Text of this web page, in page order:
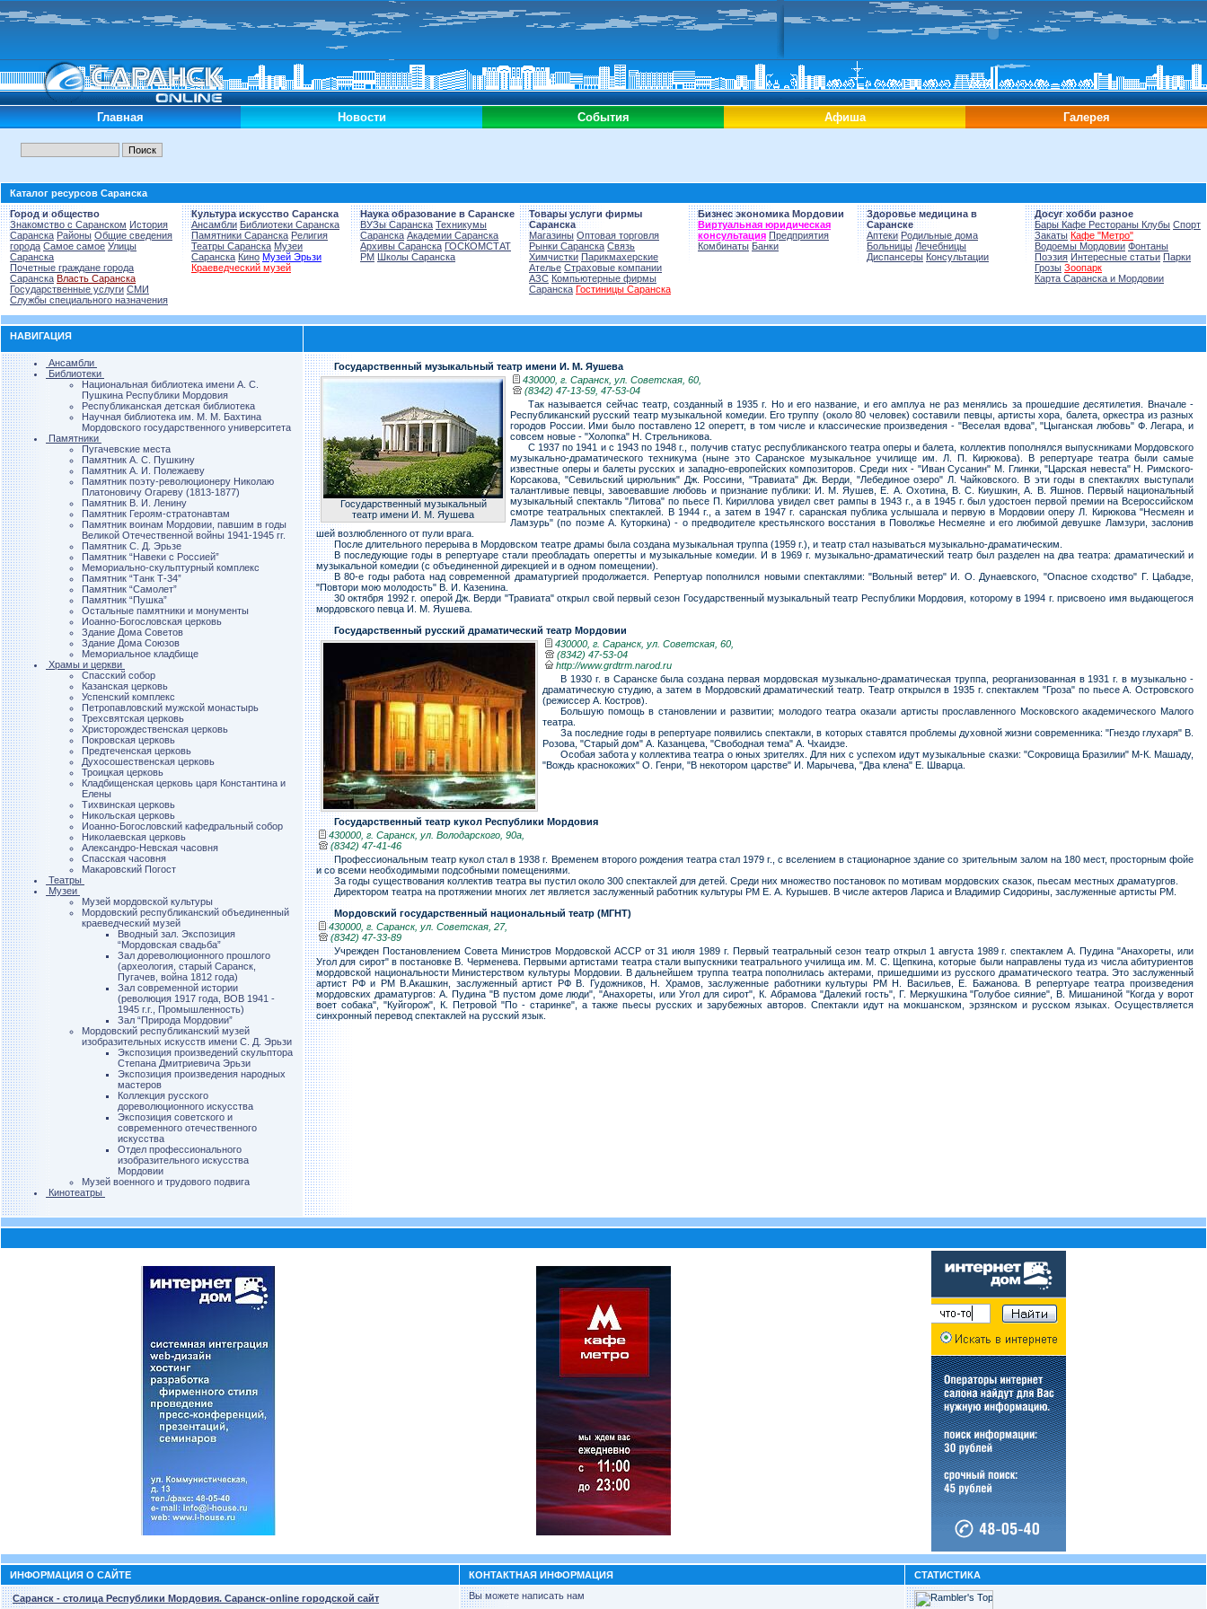
Главная Новости События Афиша Галерея
Каталог ресурсов Саранска
Город и общество
Знакомство с Саранском История
Саранска Районы Общие сведения
города Самое самое Улицы
Саранска
Почетные граждане города
Саранска Власть Саранска
Государственные услуги СМИ
Службы специального назначения
Культура искусство Саранска
Ансамбли Библиотеки Саранска
Памятники Саранска Религия
Театры Саранска Музеи
Саранска Кино Музей Эрьзи
Краеведческий музей
Наука образование в Саранске
ВУЗы Саранска Техникумы
Саранска Академии Саранска
Архивы Саранска ГОСКОМСТАТ
РМ Школы Саранска
Товары услуги фирмы
Саранска
Магазины Оптовая торговля
Рынки Саранска Связь
Химчистки Парикмахерские
Ателье Страховые компании
АЗС Компьютерные фирмы
Саранска Гостиницы Саранска
Бизнес экономика Мордовии
Виртуальная юридическая
консультация Предприятия
Комбинаты Банки
Здоровье медицина в
Саранске
Аптеки Родильные дома
Больницы Лечебницы
Диспансеры Консультации
Досуг хобби разное
Бары Кафе Рестораны Клубы Спорт
Закаты Кафе "Метро"
Водоемы Мордовии Фонтаны
Поэзия Интересные статьи Парки
Грозы Зоопарк
Карта Саранска и Мордовии
НАВИГАЦИЯ
Ансамбли
Библиотеки
Национальная библиотека имени А. С.
Пушкина Республики Мордовия
Республиканская детская библиотека
Научная библиотека им. М. М. Бахтина
Мордовского государственного университета
Памятники
Пугачевские места
Памятник А. С. Пушкину
Памятник А. И. Полежаеву
Памятник поэту-революционеру Николаю
Платоновичу Огареву (1813-1877)
Памятник В. И. Ленину
Памятник Героям-стратонавтам
Памятник воинам Мордовии, павшим в годы
Великой Отечественной войны 1941-1945 гг.
Памятник С. Д. Эрьзе
Памятник “Навеки с Россией”
Мемориально-скульптурный комплекс
Памятник “Танк Т-34”
Памятник “Самолет”
Памятник “Пушка”
Остальные памятники и монументы
Иоанно-Богословская церковь
Здание Дома Советов
Здание Дома Союзов
Мемориальное кладбище
Храмы и церкви
Спасский собор
Казанская церковь
Успенский комплекс
Петропавловский мужской монастырь
Трехсвятская церковь
Христорождественская церковь
Покровская церковь
Предтеченская церковь
Духосошественская церковь
Троицкая церковь
Кладбищенская церковь царя Константина и
Елены
Тихвинская церковь
Никольская церковь
Иоанно-Богословский кафедральный собор
Николаевская церковь
Александро-Невская часовня
Спасская часовня
Макаровский Погост
Театры
Музеи
Музей мордовской культуры
Мордовский республиканский объединенный
краеведческий музей
Вводный зал. Экспозиция
“Мордовская свадьба”
Зал дореволюционного прошлого
(археология, старый Саранск,
Пугачев, война 1812 года)
Зал современной истории
(революция 1917 года, ВОВ 1941 -
1945 г.г., Промышленность)
Зал “Природа Мордовии”
Мордовский республиканский музей
изобразительных искусств имени С. Д. Эрьзи
Экспозиция произведений скульптора
Степана Дмитриевича Эрьзи
Экспозиция произведения народных
мастеров
Коллекция русского
дореволюционного искусства
Экспозиция советского и
современного отечественного
искусства
Отдел профессионального
изобразительного искусства
Мордовии
Музей военного и трудового подвига
Кинотеатры
Государственный музыкальный театр имени И. М. Яушева
Государственный музыкальный
театр имени И. М. Яушева
430000, г. Саранск, ул. Советская, 60,
(8342) 47-13-59, 47-53-04
Так называется сейчас театр, созданный в 1935 г. Но и его название, и его амплуа не раз менялись за прошедшие десятилетия. Вначале -
Республиканский русский театр музыкальной комедии. Его труппу (около 80 человек) составили певцы, артисты хора, балета, оркестра из разных
городов России. Ими было поставлено 12 оперетт, в том числе и классические произведения - "Веселая вдова", "Цыганская любовь" Ф. Легара, и
совсем новые - "Холопка" Н. Стрельникова.
С 1937 по 1941 и с 1943 по 1948 г., получив статус республиканского театра оперы и балета, коллектив пополнялся выпускниками Мордовского
музыкально-драматического техникума (ныне это Саранское музыкальное училище им. Л. П. Кирюкова). В репертуаре театра были самые
известные оперы и балеты русских и западно-европейских композиторов. Среди них - "Иван Сусанин" М. Глинки, "Царская невеста" Н. Римского-
Корсакова, "Севильский цирюльник" Дж. Россини, "Травиата" Дж. Верди, "Лебединое озеро" Л. Чайковского. В эти годы в спектаклях выступали
талантливые певцы, завоевавшие любовь и признание публики: И. М. Яушев, Е. А. Охотина, В. С. Киушкин, А. В. Яшнов. Первый национальный
музыкальный спектакль "Литова" по пьесе П. Кириллова увидел свет рампы в 1943 г., а в 1945 г. был удостоен первой премии на Всероссийском
смотре театральных спектаклей. В 1944 г., а затем в 1947 г. саранская публика услышала и первую в Мордовии оперу Л. Кирюкова "Несмеян и
Ламзурь" (по поэме А. Куторкина) - о предводителе крестьянского восстания в Поволжье Несмеяне и его любимой девушке Ламзури, заслонив
шей возлюбленного от пули врага.
После длительного перерыва в Мордовском театре драмы была создана музыкальная труппа (1959 г.), и театр стал называться музыкально-драматическим.
В последующие годы в репертуаре стали преобладать оперетты и музыкальные комедии. И в 1969 г. музыкально-драматический театр был разделен на два театра: драматический и
музыкальной комедии (с объединенной дирекцией и в одном помещении).
В 80-е годы работа над современной драматургией продолжается. Репертуар пополнился новыми спектаклями: "Вольный ветер" И. О. Дунаевского, "Опасное сходство" Г. Цабадзе,
"Повтори мою молодость" В. И. Казенина.
30 октября 1992 г. оперой Дж. Верди "Травиата" открыл свой первый сезон Государственный музыкальный театр Республики Мордовия, которому в 1994 г. присвоено имя выдающегося
мордовского певца И. М. Яушева.
Государственный русский драматический театр Мордовии
430000, г. Саранск, ул. Советская, 60,
(8342) 47-53-04
http://www.grdtrm.narod.ru
В 1930 г. в Саранске была создана первая мордовская музыкально-драматическая труппа, реорганизованная в 1931 г. в музыкально -
драматическую студию, а затем в Мордовский драматический театр. Театр открылся в 1935 г. спектаклем "Гроза" по пьесе А. Островского
(режиссер А. Костров).
Большую помощь в становлении и развитии; молодого театра оказали артисты прославленного Московского академического Малого
театра.
За последние годы в репертуаре появились спектакли, в которых ставятся проблемы духовной жизни современника: "Гнездо глухаря" В.
Розова, "Старый дом" А. Казанцева, "Свободная тема" А. Чхаидзе.
Особая забота у коллектива театра о юных зрителях. Для них с успехом идут музыкальные сказки: "Сокровища Бразилии" М-К. Машаду,
"Вождь краснокожих" О. Генри, "В некотором царстве" И. Марычева, "Два клена" Е. Шварца.
Государственный театр кукол Республики Мордовия
430000, г. Саранск, ул. Володарского, 90а,
(8342) 47-41-46
Профессиональным театр кукол стал в 1938 г. Временем второго рождения театра стал 1979 г., с вселением в стационарное здание со зрительным залом на 180 мест, просторным фойе
и со всеми необходимыми подсобными помещениями.
За годы существования коллектив театра вы пустил около 300 спектаклей для детей. Среди них множество постановок по мотивам мордовских сказок, пьесам местных драматургов.
Директором театра на протяжении многих лет является заслуженный работник культуры РМ Е. А. Курышев. В числе актеров Лариса и Владимир Сидорины, заслуженные артисты РМ.
Мордовский государственный национальный театр (МГНТ)
430000, г. Саранск, ул. Советская, 27,
(8342) 47-33-89
Учрежден Постановлением Совета Министров Мордовской АССР от 31 июля 1989 г. Первый театральный сезон театр открыл 1 августа 1989 г. спектаклем А. Пудина "Анахореты, или
Угол для сирот" в постановке В. Черменева. Первыми артистами театра стали выпускники театрального училища им. М. С. Щепкина, которые были направлены туда из числа абитуриентов
мордовской национальности Министерством культуры Мордовии. В дальнейшем труппа театра пополнилась актерами, пришедшими из русского драматического театра. Это заслуженный
артист РФ и РМ В.Акашкин, заслуженный артист РФ В. Гудожников, Н. Храмов, заслуженные работники культуры РМ Н. Васильев, Е. Бажанова. В репертуаре театра произведения
мордовских драматургов: А. Пудина "В пустом доме люди", "Анахореты, или Угол для сирот", К. Абрамова "Далекий гость", Г. Меркушкина "Голубое сияние", В. Мишаниной "Когда у ворот
воет собака", "Куйгорож", К. Петровой "По - старинке", а также пьесы русских и зарубежных авторов. Спектакли идут на мокшанском, эрзянском и русском языках. Осуществляется
синхронный перевод спектаклей на русский язык.
ИНФОРМАЦИЯ О САЙТЕ КОНТАКТНАЯ ИНФОРМАЦИЯ СТАТИСТИКА
Саранск - столица Республики Мордовия. Саранск-online городской сайт Вы можете написать нам